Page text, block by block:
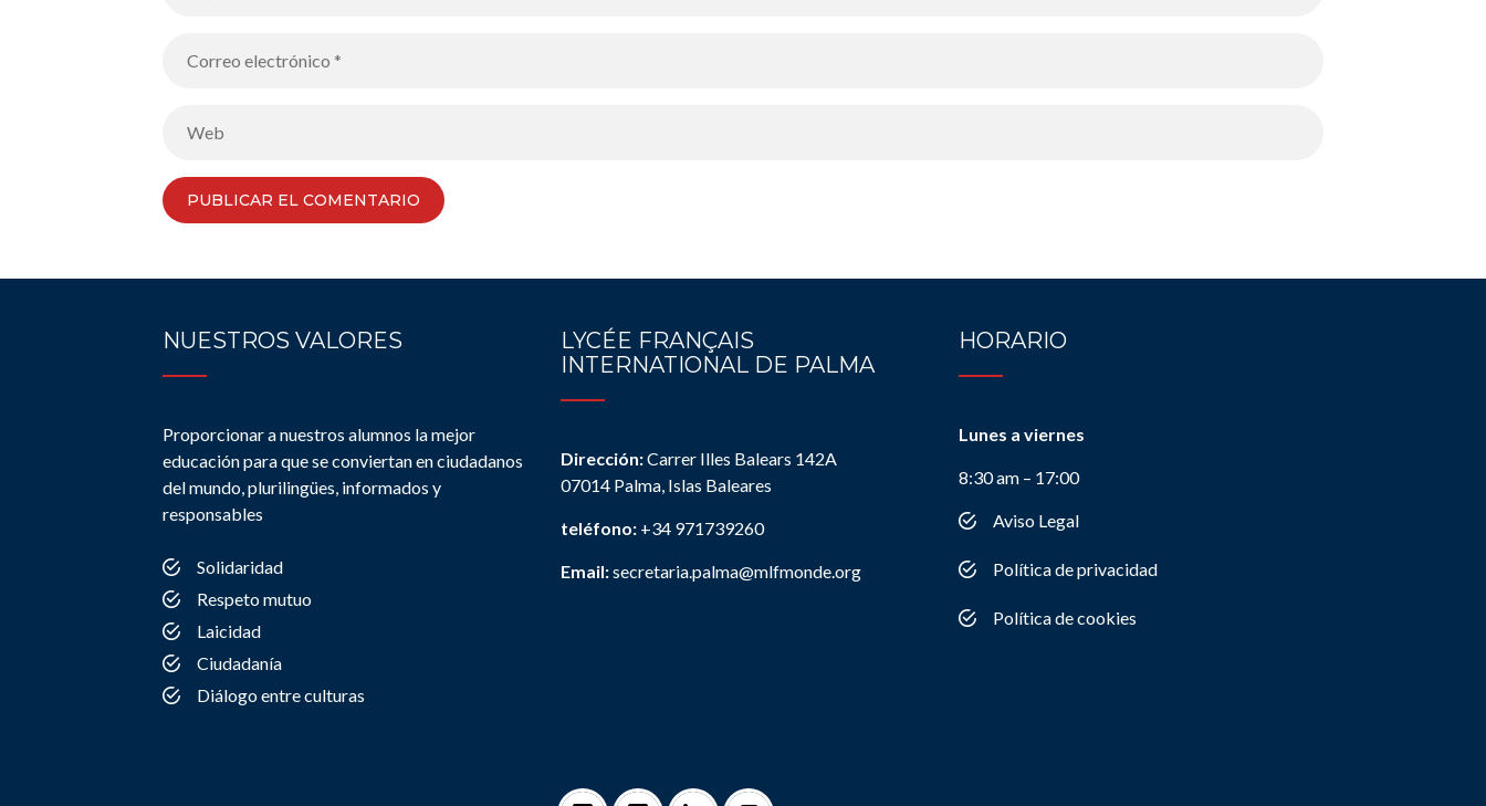
NUESTROS VALORES
Proporcionar a nuestros alumnos la mejor
educación para que se conviertan en ciudadanos
del mundo, plurilingües, informados y
responsables
Solidaridad
Respeto mutuo
Laicidad
Ciudadanía
Diálogo entre culturas
LYCÉE FRANÇAIS
INTERNATIONAL DE PALMA
Dirección:Carrer Illes Balears 142A
07014 Palma, Islas Baleares
teléfono: +34 971739260
Email:secretaria.palma@mlfmonde.org
HORARIO
Lunes a viernes
8:30 am – 17:00
Aviso Legal
Política de privacidad
Política de cookies